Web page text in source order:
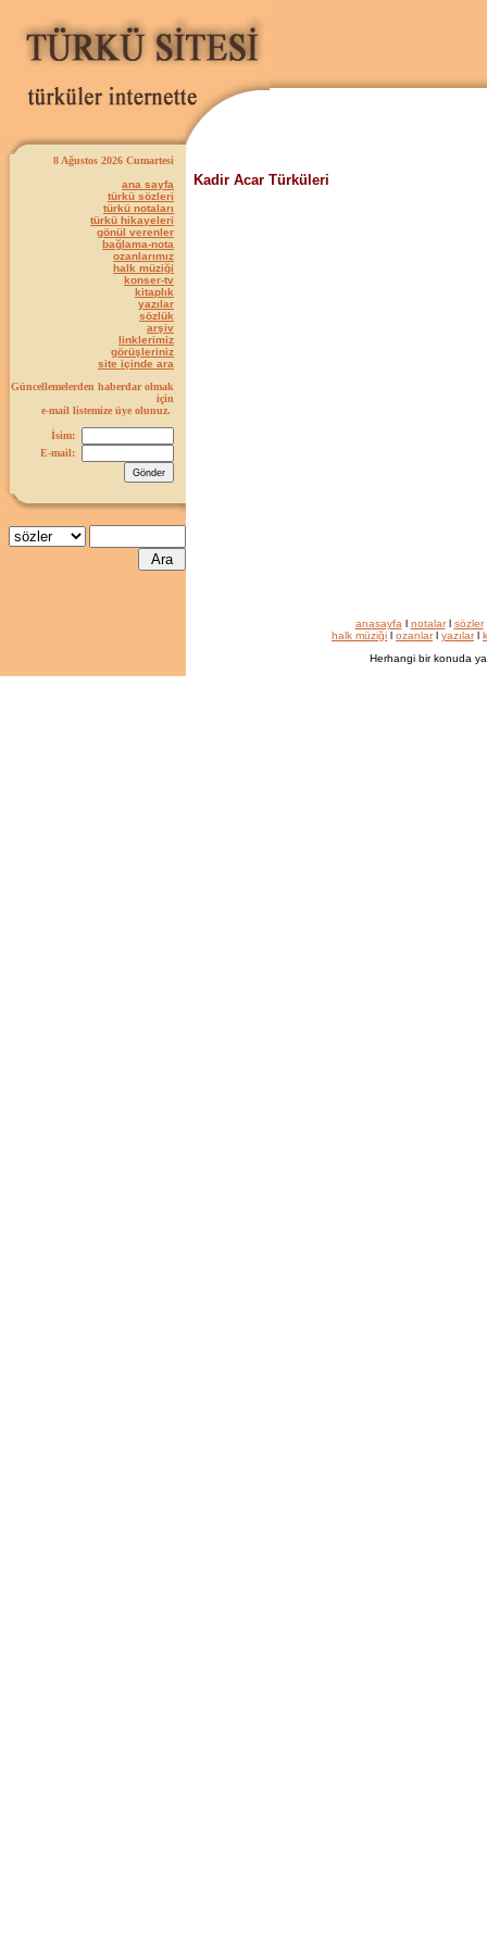
8 Ağustos 2026 Cumartesi
ana sayfa
türkü sözleri
türkü notaları
türkü hikayeleri
gönül verenler
bağlama-nota
ozanlarımız
halk müziği
konser-tv
kitaplık
yazılar
sözlük
arşiv
linklerimiz
görüşleriniz
site içinde ara
Güncellemelerden haberdar olmak
için
e-mail listemize üye olunuz.
İsim:
E-mail:
Kadir Acar Türküleri
anasayfa l notalarl sözler
halk müziği l ozanlarl yazılarl
Herhangi bir konuda